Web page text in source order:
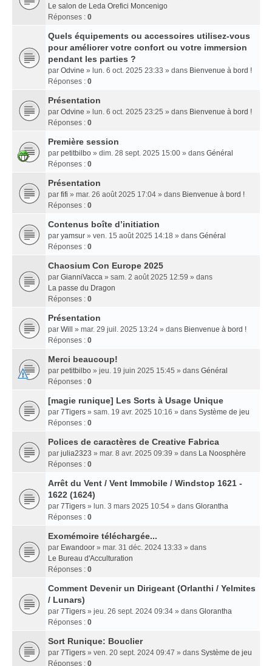
Le salon de Leda Orefici Moncenigo
Réponses : 0
Quels équipements ou accessoires utilisez-vous
pour améliorer votre confort ou votre immersion
pendant les parties ?
par Odvine » lun. 6 oct. 2025 23:33 » dans Bienvenue à bord !
Réponses : 0
Présentation
par Odvine » lun. 6 oct. 2025 23:25 » dans Bienvenue à bord !
Réponses : 0
Première session
par petitbilbo » dim. 28 sept. 2025 15:00 » dans Général
Réponses : 0
Présentation
par fifi » mar. 26 août 2025 17:04 » dans Bienvenue à bord !
Réponses : 0
Contenus boîte d’initiation
par yamsur » ven. 15 août 2025 14:18 » dans Général
Réponses : 0
Chaosium Con Europe 2025
par GianniVacca » sam. 2 août 2025 12:59 » dans
La passe du Dragon
Réponses : 0
Présentation
par Will » mar. 29 juil. 2025 13:24 » dans Bienvenue à bord !
Réponses : 0
Merci beaucoup!
par petitbilbo » jeu. 19 juin 2025 15:45 » dans Général
Réponses : 0
[magie runique] Les Sorts à Usage Unique
par 7Tigers » sam. 19 avr. 2025 10:16 » dans Système de jeu
Réponses : 0
Polices de caractères de Creative Fabrica
par julia2323 » mar. 8 avr. 2025 09:39 » dans La Noosphère
Réponses : 0
Arrêt du Vent / Vent Immobile / Windstop 1621 -
1622 (1624)
par 7Tigers » lun. 3 mars 2025 10:54 » dans Glorantha
Réponses : 0
Exomémoire téléchargée...
par Ewandoor » mar. 31 déc. 2024 13:33 » dans
Le Bureau d'Acculturation
Réponses : 0
Comment Devenir un Dirigeant (Orlanthi / Yelmites
/ Lunars)
par 7Tigers » jeu. 26 sept. 2024 09:34 » dans Glorantha
Réponses : 0
Sort Runique: Bouclier
par 7Tigers » ven. 20 sept. 2024 09:47 » dans Système de jeu
Réponses : 0